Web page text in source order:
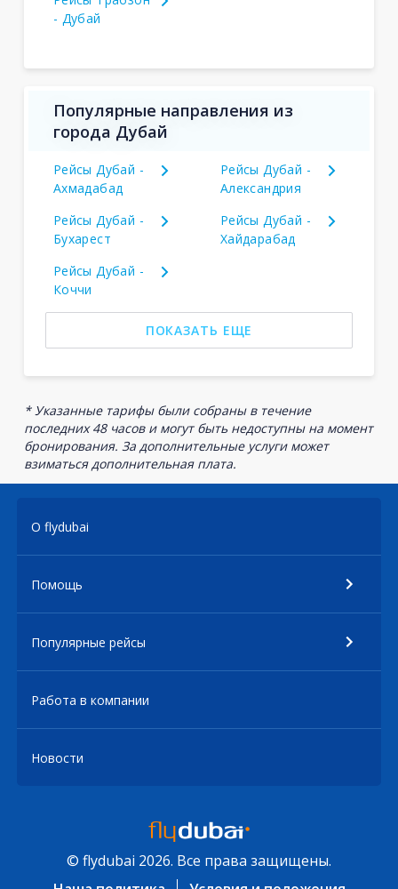
- Дубай
Популярные направления из
города Дубай
Рейсы Дубай -
Ахмадабад
Рейсы Дубай -
Александрия
Рейсы Дубай -
Бухарест
Рейсы Дубай -
Хайдарабад
Рейсы Дубай -
Коччи
ПОКАЗАТЬ ЕЩЕ
* Указанные тарифы были собраны в течение
последних 48 часов и могут быть недоступны на момент
бронирования. За дополнительные услуги может
взиматься дополнительная плата.
О flydubai
Помощь
Популярные рейсы
Работа в компании
Новости
© flydubai 2026. Все права защищены.